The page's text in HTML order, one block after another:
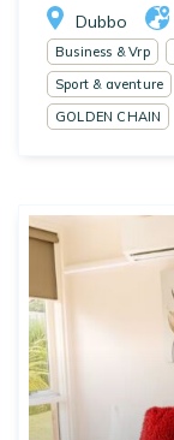
Dubbo
Business & Vrp
Sport & aventure
GOLDEN CHAIN